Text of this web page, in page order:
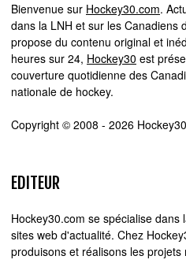
Bienvenue sur Hockey30.com.
dans la LNH et sur les Canadiens
propose du contenu original et
heures sur 24, Hockey30 est
couverture quotidienne des
nationale de hockey.
Copyright © 2008 - 2026 Hockey30
EDITEUR
Hockey30.com se spécialise
sites web d'actualité. Chez
produisons et réalisons les projets